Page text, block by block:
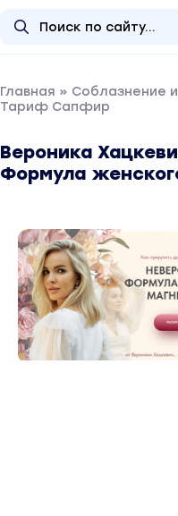
Главная » Соблазнение
Тариф Сапфир
Вероника
Формула